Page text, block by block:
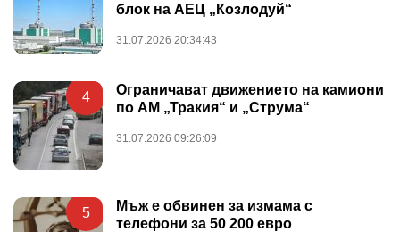
блок на АЕЦ „Козлодуй“
31.07.2026 20:34:43
4
Ограничават движението на камиони
по АМ „Тракия“ и „Струма“
31.07.2026 09:26:09
5
Мъж е обвинен за измама с
телефони за 50 200 евро